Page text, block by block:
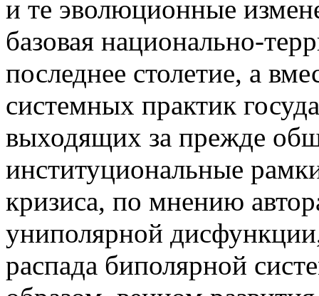
и те эволюционные
базовая национально-
последнее столетие, а
системных практик
выходящих за прежде
институциональные
кризиса, по мнению
униполярной
распада биполярной